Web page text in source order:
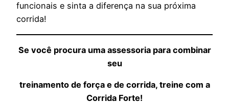
funcionais e sinta a diferença na sua próxima
corrida!
Se você procura uma assessoria para combinar
seu
treinamento de força e de corrida, treine com a
Corrida Forte!